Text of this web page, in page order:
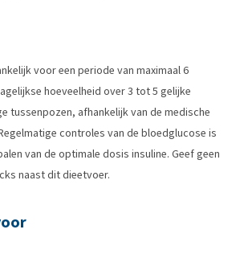
voor een periode van maximaal 6
hoeveelheid over 3 tot 5 gelijke
tussenpozen, afhankelijk van de medische
controles van de bloedglucose is
van de optimale dosis insuline. Geef geen
naast dit dieetvoer.